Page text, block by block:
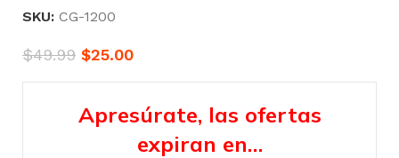
SKU: CG-1200
$49.99 $25.00
Apresúrate, las ofertas
expiran en…